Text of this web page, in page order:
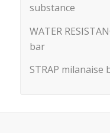
substance
WATER
bar
STRAP